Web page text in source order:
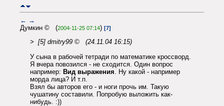
← →
Думкин © (2004-11-25 07:14) [7]
> [5] dmitry99 © (24.11.04 16:15)
У сына в рабочей тетради по математике кроссворд.
Я вчера повозился - не сходится. Один вопрос
например: Вид выражения . Ну какой - например
морда лица? И т.п.
Взял бы авторов его - и ноги прочь им. Такую
чушатину составили. Попробую выложить как-
нибудь. :))